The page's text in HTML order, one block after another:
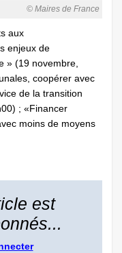
© Maires de France
aux
enjeux de
» (19 novembre,
coopérer avec
de la transition
; «Financer
moins de moyens
est